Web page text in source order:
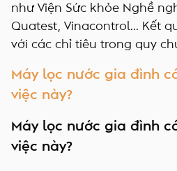
như Viện Sức khỏe Nghề
Quatest, Vinacontrol... Kết
với các chỉ tiêu trong quy
Máy lọc nước gia đình
việc này?
Máy lọc nước gia đình
việc này?